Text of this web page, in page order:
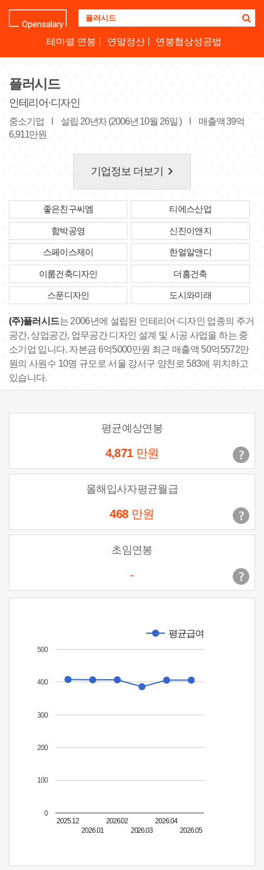
업
명
세
요
테마별 연봉 연말정산 연봉협상성공법
플러시드
인테리어·디자인
중소기업 설립 20년차 (2006년 10월 26일 )
매출액 39억
6,911만원
기업정보 더보기 keyboard_arrow_right
좋은친구씨엠 티에스산업
함박공영 신진이앤지
스페이스제이 한얼알앤디
이룸건축디자인 더홈건축
스푼디자인 도시와미래
(주)플러시드는 2006년에 설립된 인테리어·디자인 업종의 주거
공간, 상업공간, 업무공간 디자인 설계 및 시공 사업을 하는 중
소기업 입니다. 자본금 6억5000만원 최근 매출액 50억5572만
원의 사원수 10명 규모로 서울 강서구 양천로 583에 위치하고
있습니다.
평균예상연봉
4,871 만원
올해입사자평균월급
468 만원
초임연봉
-
평균급여
2025.12
2026.01
2026.02
2026.03
2026.04
2026.05
0
100
200
300
400
500